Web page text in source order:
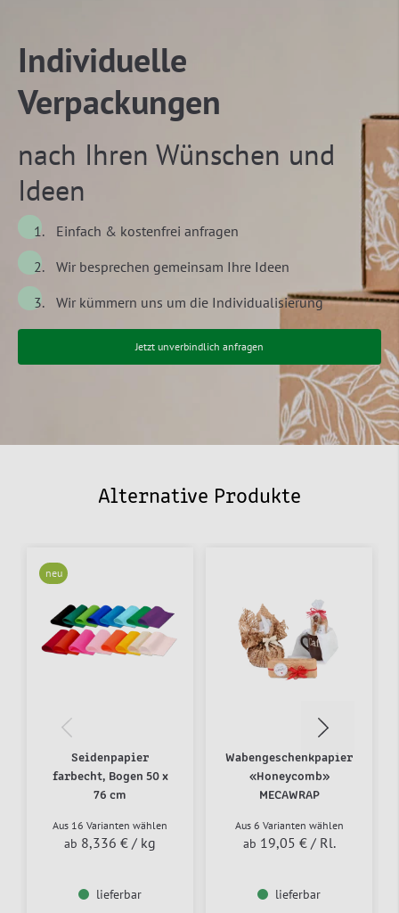
Individuelle
Verpackungen
nach Ihren Wünschen und
Ideen
Einfach & kostenfrei anfragen
Wir besprechen gemeinsam Ihre Ideen
Wir kümmern uns um die Individualisierung
Jetzt unverbindlich anfragen
Alternative Produkte
neu
Seidenpapier
farbecht, Bogen 50 x
76 cm
Aus 16 Varianten wählen
ab 8,336 € / kg
lieferbar
Wabengeschenkpapier
«Honeycomb»
MECAWRAP
Aus 6 Varianten wählen
ab 19,05 € / Rl.
lieferbar